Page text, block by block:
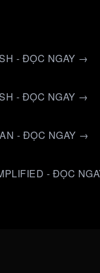
- ĐỌC NGAY →
- ĐỌC NGAY →
- ĐỌC NGAY →
- ĐỌC